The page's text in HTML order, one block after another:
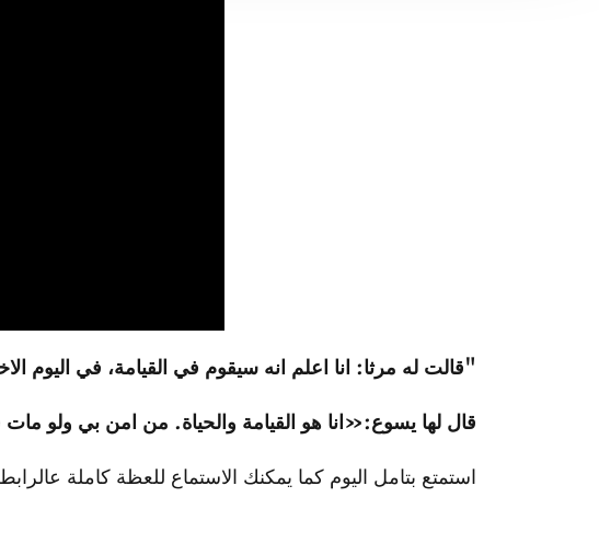
"قالت له مرثا: انا اعلم انه سيقوم في القيامة، في اليوم
قال لها يسوع:«انا هو القيامة والحياة. من امن بي ولو
استمتع بتامل اليوم كما يمكنك الاستماع للعظة كاملة عالرابط